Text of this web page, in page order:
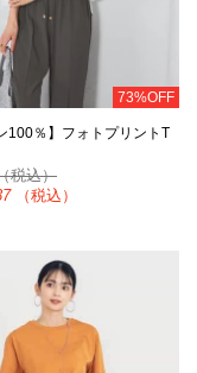
73%OFF
100％】フォトプリントT
税込）
（税込）